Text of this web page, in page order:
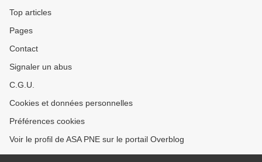
Top articles
Pages
Contact
Signaler un abus
C.G.U.
Cookies et données personnelles
Préférences cookies
Voir le profil de ASA PNE sur le portail Overblog